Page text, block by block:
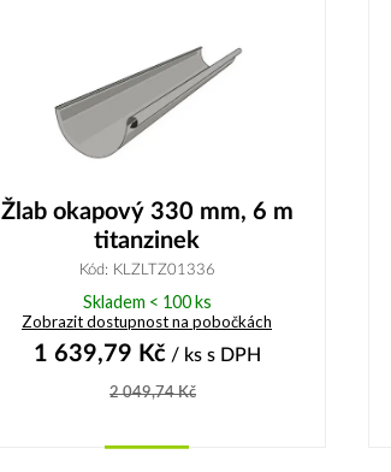
Žlab okapový 330 mm, 6 m
titanzinek
Kód: KLZLTZ01336
Skladem < 100 ks
Zobrazit dostupnost na pobočkách
1 639,79 Kč/ ks s DPH
2 049,74Kč